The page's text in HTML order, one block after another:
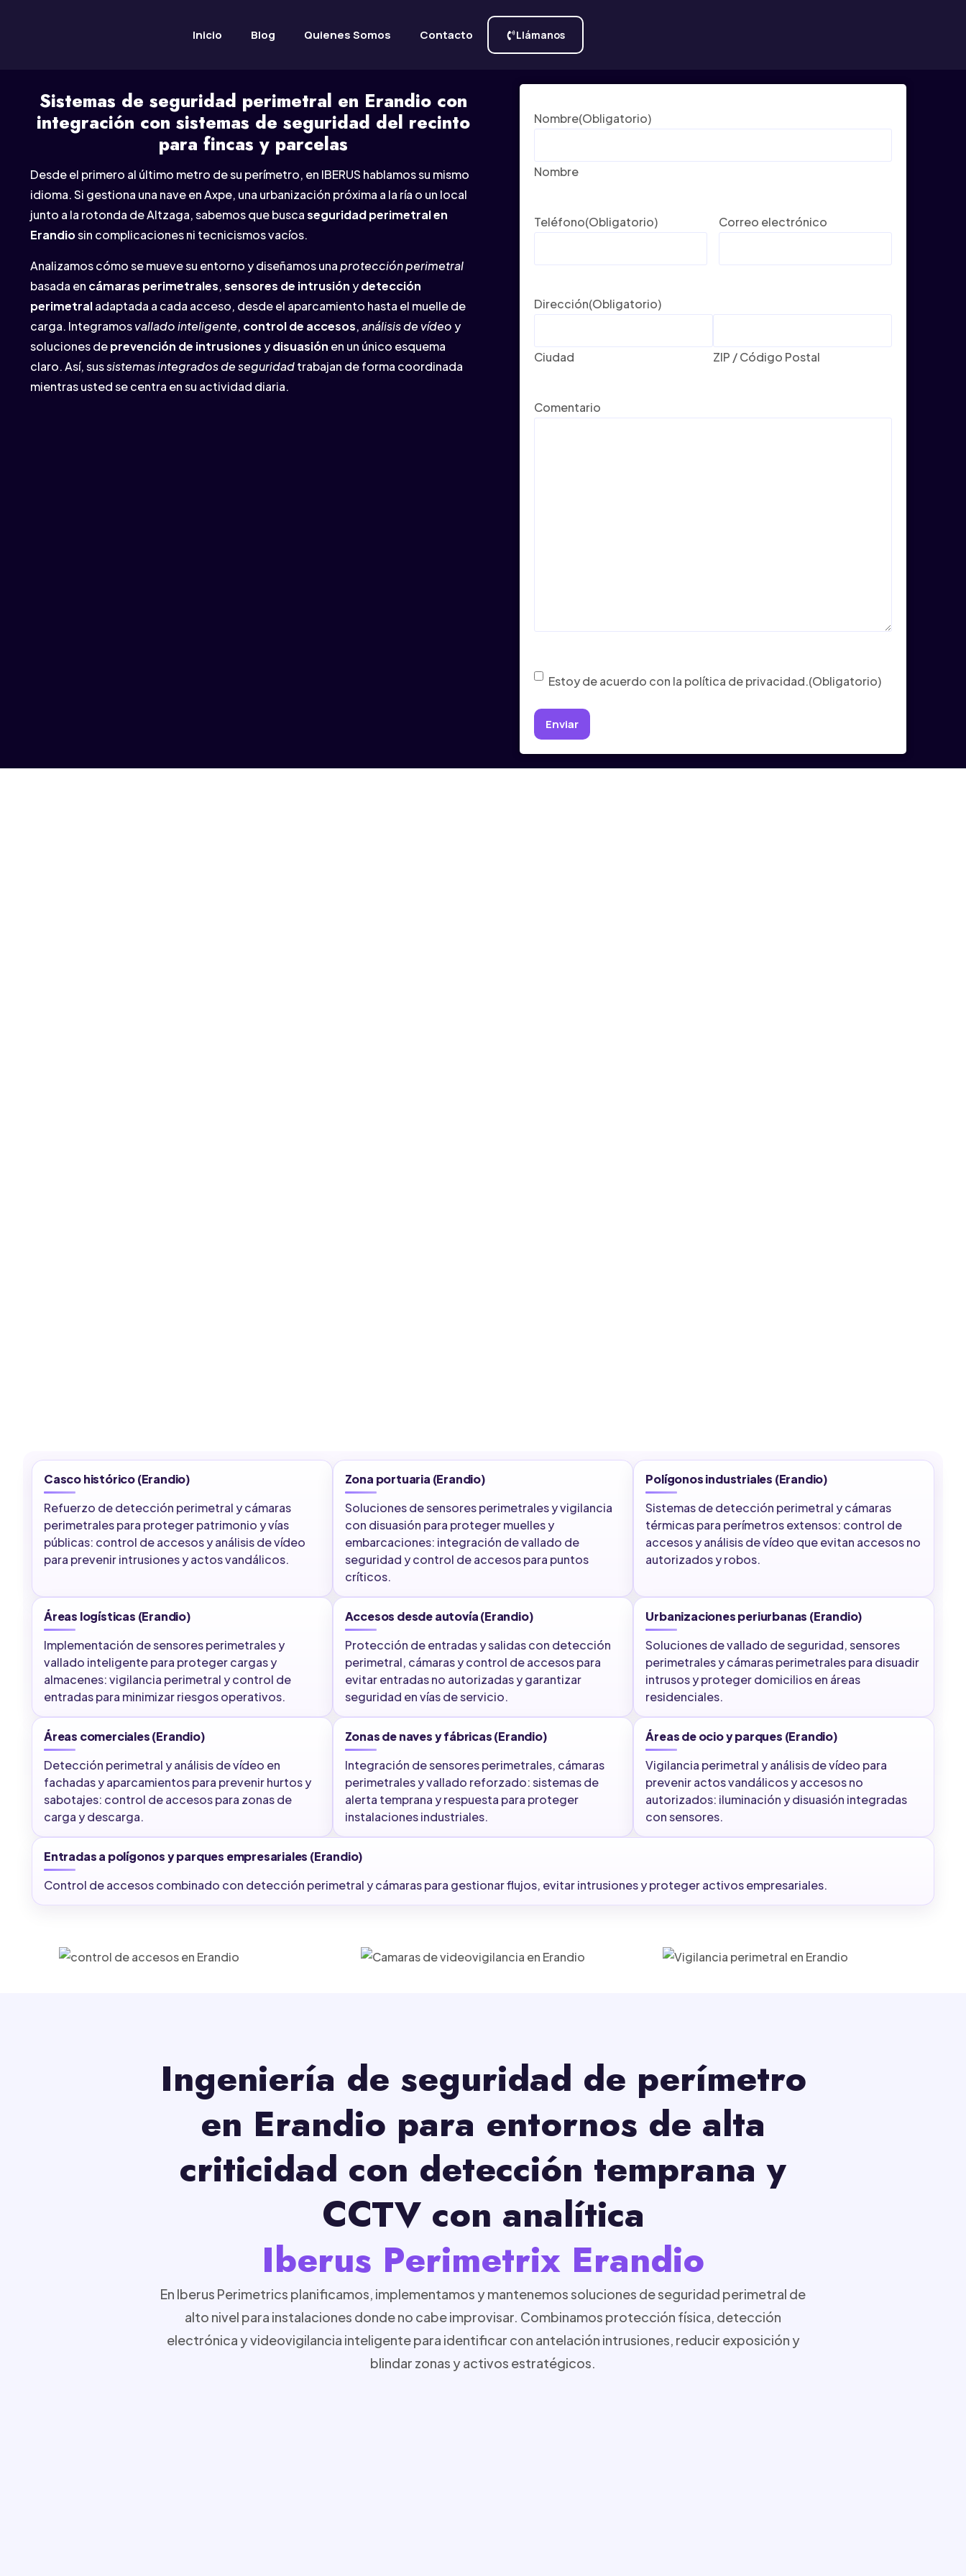
Inicio Blog Quienes Somos Contacto Llámanos
Sistemas de seguridad perimetral en Erandio con
integración con sistemas de seguridad del recinto
para fincas y parcelas
Desde el primero al último metro de su perímetro, en IBERUS hablamos su mismo
idioma. Si gestiona una nave en Axpe, una urbanización próxima a la ría o un local
junto a la rotonda de Altzaga, sabemos que buscaseguridad perimetral en
Erandiosin complicaciones ni tecnicismos vacíos.
Analizamos cómo se mueve su entorno y diseñamos unaprotección perimetral
basada en cámaras perimetrales,sensores de intrusiónydetección
perimetraladaptada a cada acceso, desde el aparcamiento hasta el muelle de
carga. Integramosvallado inteligente, control de accesos,análisis de vídeoy
soluciones deprevención de intrusionesydisuasión en un único esquema
claro. Así, sussistemas integrados de seguridadtrabajan de forma coordinada
mientras usted se centra en su actividad diaria.
Nombre(Obligatorio)
Nombre
Teléfono(Obligatorio) Correo electrónico
Dirección(Obligatorio)
Ciudad ZIP / Código Postal
Comentario
Consentimiento (Obligatorio)
Estoy de acuerdo con la política de privacidad.(Obligatorio)
Casco histórico (Erandio)
Refuerzo de detección perimetral y cámaras
perimetrales para proteger patrimonio y vías
públicas: control de accesos y análisis de vídeo
para prevenir intrusiones y actos vandálicos.
Zona portuaria (Erandio)
Soluciones de sensores perimetrales y vigilancia
con disuasión para proteger muelles y
embarcaciones: integración de vallado de
seguridad y control de accesos para puntos
críticos.
Polígonos industriales (Erandio)
Sistemas de detección perimetral y cámaras
térmicas para perímetros extensos: control de
accesos y análisis de vídeo que evitan accesos no
autorizados y robos.
Áreas logísticas (Erandio)
Implementación de sensores perimetrales y
vallado inteligente para proteger cargas y
almacenes: vigilancia perimetral y control de
entradas para minimizar riesgos operativos.
Accesos desde autovía (Erandio)
Protección de entradas y salidas con detección
perimetral, cámaras y control de accesos para
evitar entradas no autorizadas y garantizar
seguridad en vías de servicio.
Urbanizaciones periurbanas (Erandio)
Soluciones de vallado de seguridad, sensores
perimetrales y cámaras perimetrales para disuadir
intrusos y proteger domicilios en áreas
residenciales.
Áreas comerciales (Erandio)
Detección perimetral y análisis de vídeo en
fachadas y aparcamientos para prevenir hurtos y
sabotajes: control de accesos para zonas de
carga y descarga.
Zonas de naves y fábricas (Erandio)
Integración de sensores perimetrales, cámaras
perimetrales y vallado reforzado: sistemas de
alerta temprana y respuesta para proteger
instalaciones industriales.
Áreas de ocio y parques (Erandio)
Vigilancia perimetral y análisis de vídeo para
prevenir actos vandálicos y accesos no
autorizados: iluminación y disuasión integradas
con sensores.
Entradas a polígonos y parques empresariales (Erandio)
Control de accesos combinado con detección perimetral y cámaras para gestionar flujos, evitar intrusiones y proteger activos empresariales.
Ingeniería de seguridad de perímetro
en Erandio para entornos de alta
criticidad con detección temprana y
CCTV con analítica
Iberus Perimetrix Erandio
En Iberus Perimetrics planificamos, implementamos y mantenemos soluciones de seguridad perimetral de
alto nivel para instalaciones donde no cabe improvisar. Combinamos protección física, detección
electrónica y videovigilancia inteligente para identificar con antelación intrusiones, reducir exposición y
blindar zonas y activos estratégicos.